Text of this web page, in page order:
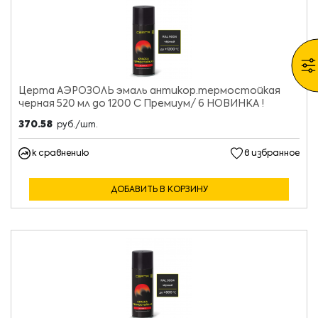
Церта АЭРОЗОЛЬ эмаль антикор.термостойкая
черная 520 мл до 1200 С Премиум/ 6 НОВИНКА !
370.58 руб./шт.
к сравнению в избранное
ДОБАВИТЬ В КОРЗИНУ